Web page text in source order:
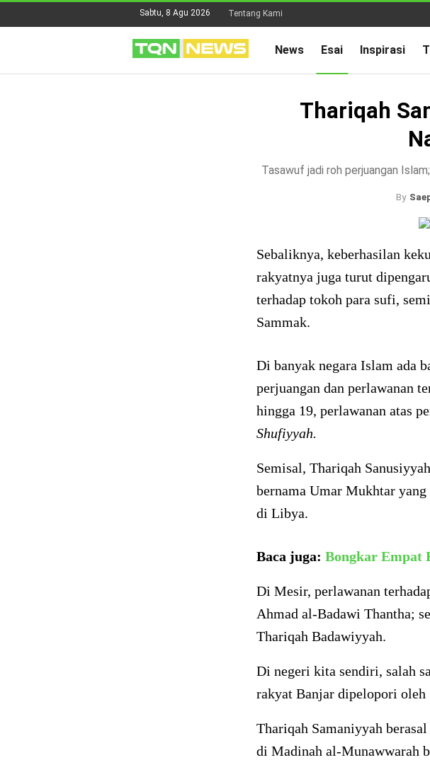
Sabtu, 8 Agu 2026 Tentang Kami
News Esai Inspirasi
Thariqah
Tasawuf jadi roh perjuangan
By
Sebaliknya, keberhasilan
rakyatnya juga turut
terhadap tokoh para sufi,
Sammak.
Di banyak negara Islam ada
perjuangan dan perlawanan
hingga 19, perlawanan atas
Shufiyyah.
Semisal, Thariqah
bernama Umar Mukhtar
di Libya.
Baca juga: Bongkar Empat
Di Mesir, perlawanan
Ahmad al-Badawi Thantha;
Thariqah Badawiyyah.
Di negeri kita sendiri, salah
rakyat Banjar dipelopori oleh
Thariqah Samaniyyah
di Madinah al-Munawwarah